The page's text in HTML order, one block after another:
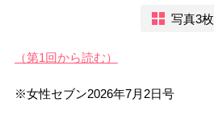
写真3枚
（第1回から読む）
※女性セブン2026年7月2日号